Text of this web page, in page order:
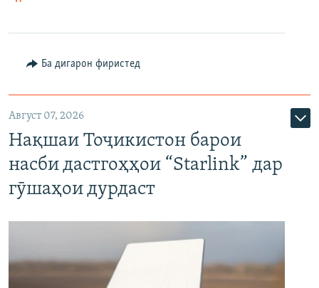
Ба дигарон фиристед
Август 07, 2026
Нақшаи Тоҷикистон барои
насби дастгоҳҳои “Starlink” дар
гӯшаҳои дурдаст